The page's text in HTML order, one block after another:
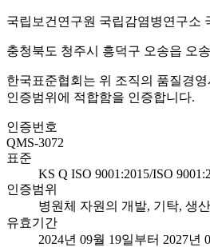
국립보건연구원 국립감염병연구소
충청북도 청주시 흥덕구 오송읍 오
한국표준협회는 위 조직의 품질경
인증범위에 적합함을 인증합니다.
인증번호
QMS-3072
표준
KS Q ISO 9001:2015/ISO
인증범위
병원체 자원의 개발, 기탁, 생
유효기간
2024년 09월 19일부터 2027년